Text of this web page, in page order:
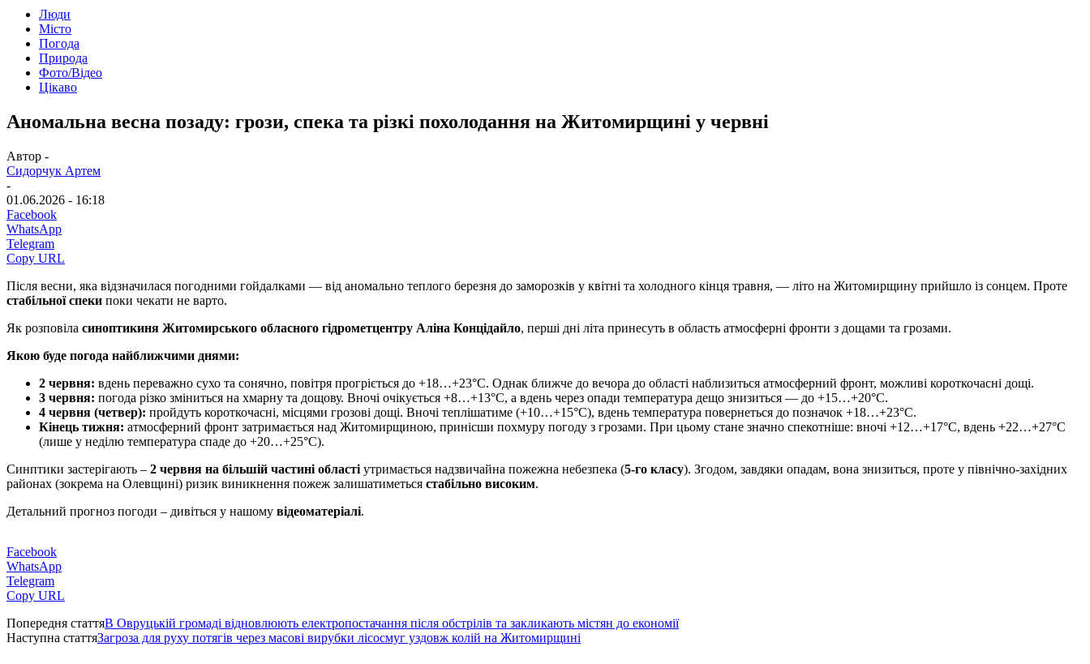
Люди
Місто
Погода
Природа
Фото/Відео
Цікаво
Аномальна весна позаду: грози, спека та різкі похолодання на Житомирщині у червні
Автор -
Сидорчук Артем
-
01.06.2026 - 16:18
Facebook
WhatsApp
Telegram
Copy URL
Після весни, яка відзначилася погодними гойдалками — від аномально теплого березня до заморозків у квітні та холодного кінця травня, — літо на Житомирщину прийшло із сонцем. Проте
стабільної спеки поки чекати не варто.
Як розповіла синоптикиня Житомирського обласного гідрометцентру Аліна Концідайло, перші дні літа принесуть в область атмосферні фронти з дощами та грозами.
Якою буде погода найближчими днями:
2 червня: вдень переважно сухо та сонячно, повітря прогріється до +18…+23°C. Однак ближче до вечора до області наблизиться атмосферний фронт, можливі короткочасні дощі.
3 червня: погода різко зміниться на хмарну та дощову. Вночі очікується +8…+13°C, а вдень через опади температура дещо знизиться — до +15…+20°C.
4 червня (четвер): пройдуть короткочасні, місцями грозові дощі. Вночі теплішатиме (+10…+15°C), вдень температура повернеться до позначок +18…+23°C.
Кінець тижня: атмосферний фронт затримається над Житомирщиною, принісши похмуру погоду з грозами. При цьому стане значно спекотніше: вночі +12…+17°C, вдень +22…+27°C
(лише у неділю температура спаде до +20…+25°C).
Синптики застерігають – 2 червня на більшій частині області утримається надзвичайна пожежна небезпека (5-го класу). Згодом, завдяки опадам, вона знизиться, проте у північно-західних
районах (зокрема на Олевщині) ризик виникнення пожеж залишатиметься стабільно високим.
Детальний прогноз погоди – дивіться у нашому відеоматеріалі.
Facebook
WhatsApp
Telegram
Copy URL
Попередня статтяВ Овруцькій громаді відновлюють електропостачання після обстрілів та закликають містян до економії
Наступна статтяЗагроза для руху потягів через масові вирубки лісосмуг уздовж колій на Житомирщині